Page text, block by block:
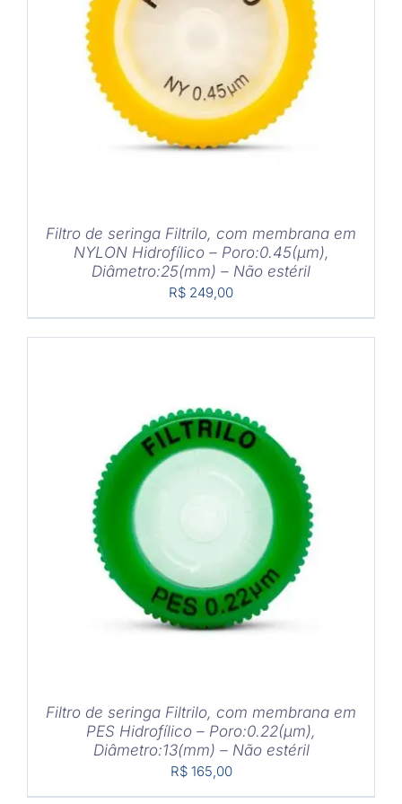
DETALHES
Filtro de seringa Filtrilo, com membrana em
NYLON Hidrofílico – Poro:0.45(μm),
Diâmetro:25(mm) – Não estéril
R$ 249,00
COMPRAR DETALHES
Filtro de seringa Filtrilo, com membrana em
PES Hidrofílico – Poro:0.22(μm),
Diâmetro:13(mm) – Não estéril
R$165,00